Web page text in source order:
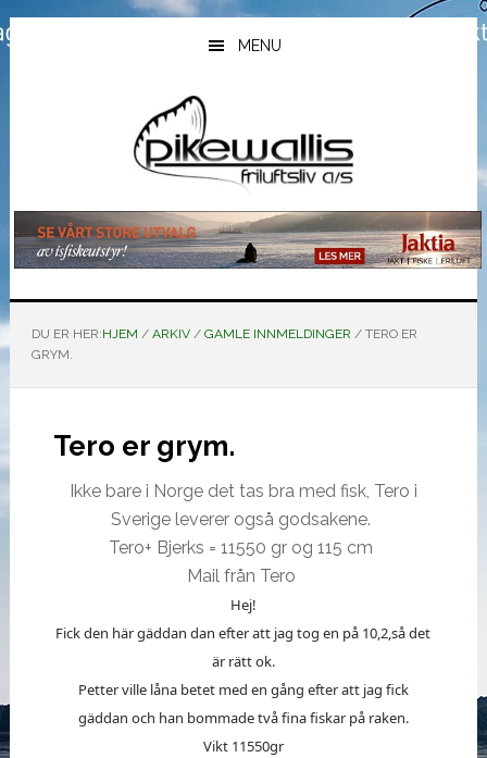
Hopp
til
Hopp
til
Hopp
til
MENU
DU ER HER:HJEM / ARKIV / GAMLE INNMELDINGER /TERO ER
GRYM.
Tero er grym.
Ikke bare i Norge det tas bra med fisk, Tero i
Sverige leverer også godsakene.
Tero+ Bjerks = 11550 gr og 115 cm
Mail från Tero
Hej!
Fick den här gäddan dan efter att jag tog en på 10,2,så det
är rätt ok.
Petter ville låna betet med en gång efter att jag fick
gäddan och han bommade två fina fiskar på raken.
Vikt 11550gr